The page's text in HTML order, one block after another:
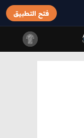
فتح التطبيق